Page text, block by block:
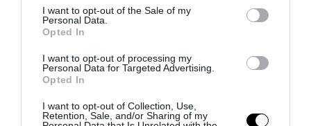
consent section.
I want to opt-out of the Sale of my
Personal Data.
Opted In
I want to opt-out of processing my
Personal Data for Targeted Advertising.
Opted In
I want to opt-out of Collection, Use,
Retention, Sale, and/or Sharing of my